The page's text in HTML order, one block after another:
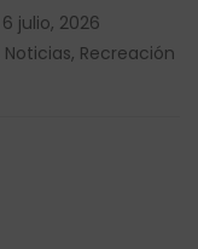
6 julio, 2026
Noticias, Recreación